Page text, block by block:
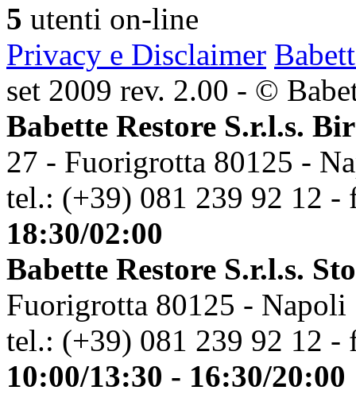
5 utenti on-line
Privacy e Disclaimer
set 2009 rev. 2.00 - ©
Babette Restore S.r.l.s.
27 - Fuorigrotta 80125 -
tel.: (+39) 081 239 92 12 -
18:30/02:00
Babette Restore S.r.l.s.
Fuorigrotta 80125 - Napoli
tel.: (+39) 081 239 92 12 -
10:00/13:30 - 16:30/20:00